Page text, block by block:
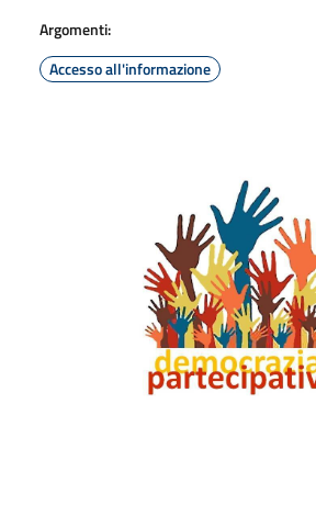
Argomenti:
Accesso all'informazione